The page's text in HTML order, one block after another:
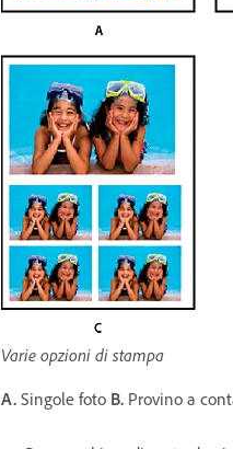
Varie opzioni di stampa
A. Singole foto B. Provino a